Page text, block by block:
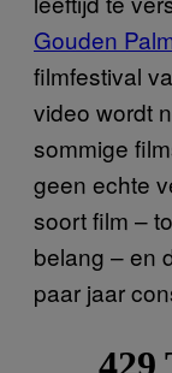
Gouden
filmfestival
video wordt
sommige
geen echte
soort film –
belang – en
paar jaar